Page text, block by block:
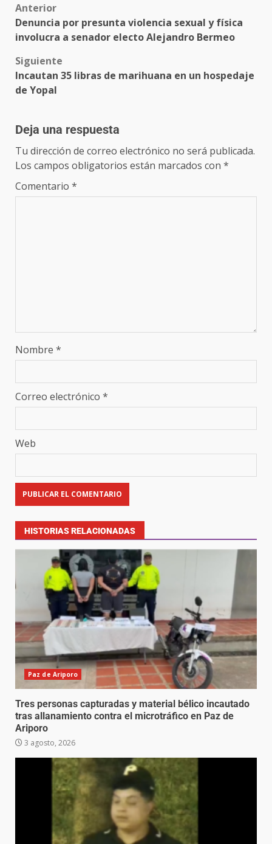
Anterior
Denuncia por presunta violencia sexual y física
involucra a senador electo Alejandro Bermeo
Siguiente
Incautan 35 libras de marihuana en un hospedaje
de Yopal
Deja una respuesta
Tu dirección de correo electrónico no será publicada.
Los campos obligatorios están marcados con *
Comentario *
Nombre *
Correo electrónico *
Web
HISTORIAS RELACIONADAS
Paz de Ariporo
Tres personas capturadas y material bélico incautado
tras allanamiento contra el microtráfico en Paz de
Ariporo
3 agosto, 2026